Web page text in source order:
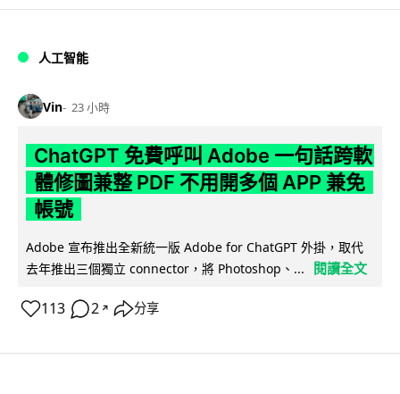
人工智能
Vin 23 小時
ChatGPT 免費呼叫 Adobe 一句話跨軟
體修圖兼整 PDF 不用開多個 APP 兼免
帳號
Adobe 宣布推出全新統一版 Adobe for ChatGPT 外掛，取代
去年推出三個獨立 connector，將 Photoshop、...
閱讀全文
113 2 ↗ 分享